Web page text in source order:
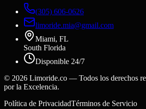
(305) 606-0626
limoride.mia@gmail.com
Miami, FL
South Florida
Disponible 24/7
© 2026 Limoride.co — Todos los derechos
por la Excelencia.
Política de PrivacidadTérminos de Servicio